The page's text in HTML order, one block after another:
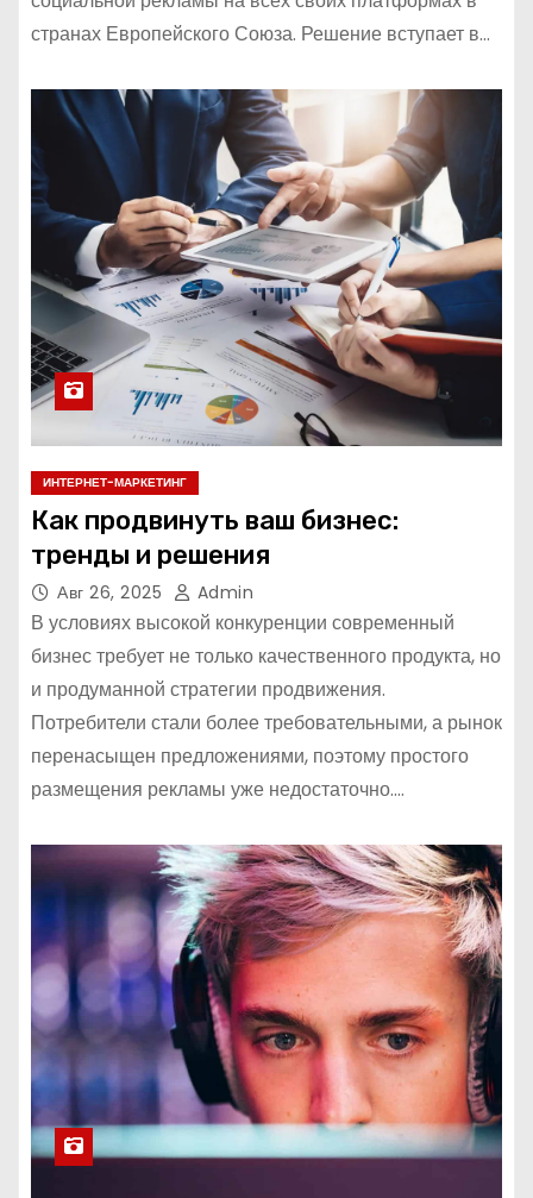
странах Европейского Союза. Решение вступает в…
ИНТЕРНЕТ-МАРКЕТИНГ
Как продвинуть ваш бизнес:
тренды и решения
Авг 26, 2025 Admin
В условиях высокой конкуренции современный
бизнес требует не только качественного продукта, но
и продуманной стратегии продвижения.
Потребители стали более требовательными, а рынок
перенасыщен предложениями, поэтому простого
размещения рекламы уже недостаточно.…